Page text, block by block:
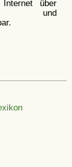
über